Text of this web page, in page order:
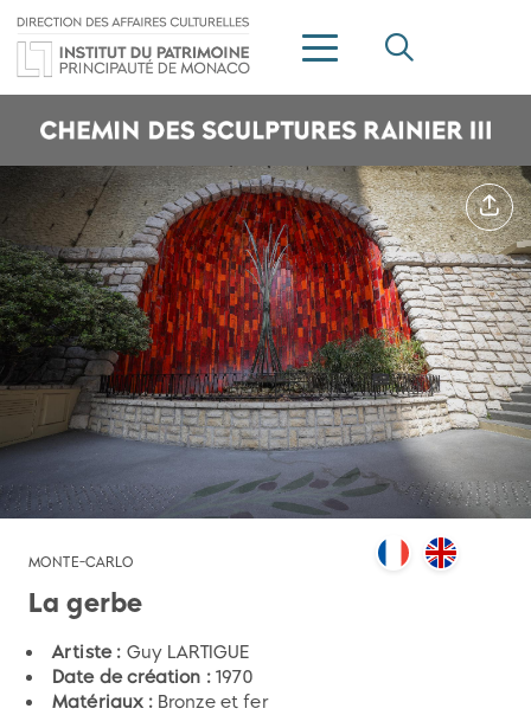
MONTE-CARLO
La gerbe
Artiste : Guy LARTIGUE
Date de création : 1970
Matériaux : Bronze et fer